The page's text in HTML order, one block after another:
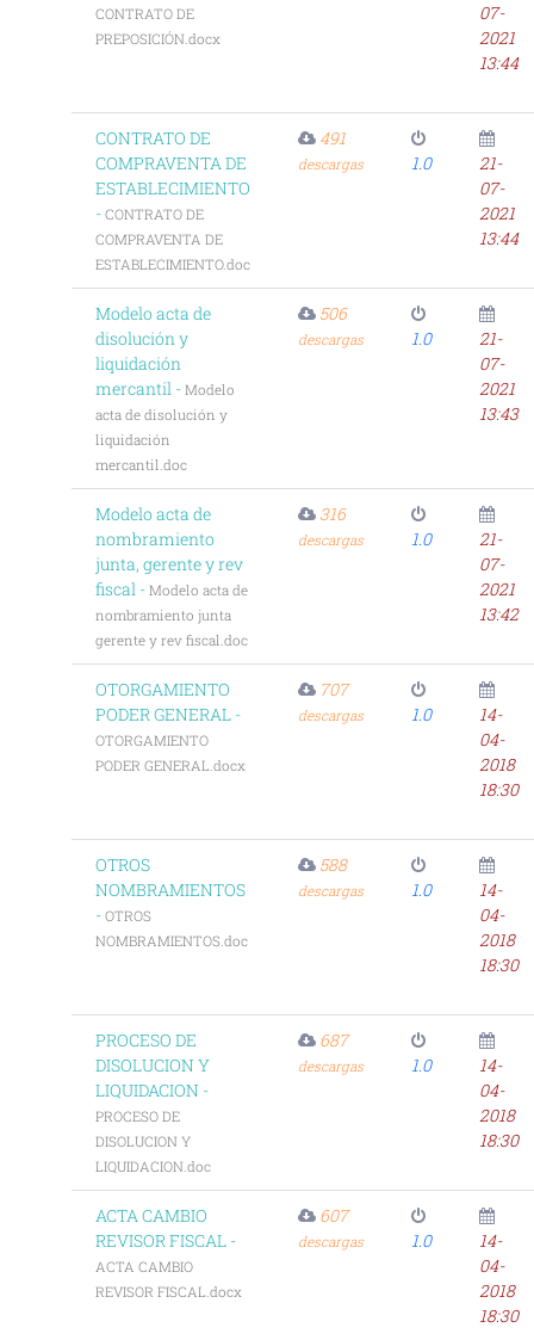
CONTRATO DE
PREPOSICIÓN.docx
07-
2021
13:44
CONTRATO DE
COMPRAVENTA DE
ESTABLECIMIENTO
- CONTRATO DE
COMPRAVENTA DE
ESTABLECIMIENTO.doc
491
descargas 1.0
21-
07-
2021
13:44
Modelo acta de
disolución y
liquidación
mercantil - Modelo
acta de disolución y
liquidación
mercantil.doc
506
descargas 1.0
21-
07-
2021
13:43
Modelo acta de
nombramiento
junta, gerente y rev
fiscal - Modelo acta de
nombramiento junta
gerente y rev fiscal.doc
316
descargas 1.0
21-
07-
2021
13:42
OTORGAMIENTO
PODER GENERAL -
OTORGAMIENTO
PODER GENERAL.docx
707
descargas 1.0
14-
04-
2018
18:30
OTROS
NOMBRAMIENTOS
- OTROS
NOMBRAMIENTOS.doc
588
descargas 1.0
14-
04-
2018
18:30
PROCESO DE
DISOLUCION Y
LIQUIDACION -
PROCESO DE
DISOLUCION Y
LIQUIDACION.doc
687
descargas 1.0
14-
04-
2018
18:30
ACTA CAMBIO
REVISOR FISCAL -
ACTA CAMBIO
REVISOR FISCAL.docx
607
descargas 1.0
14-
04-
2018
18:30